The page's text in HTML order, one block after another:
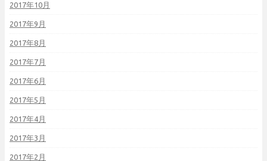
2017年10月
2017年9月
2017年8月
2017年7月
2017年6月
2017年5月
2017年4月
2017年3月
2017年2月